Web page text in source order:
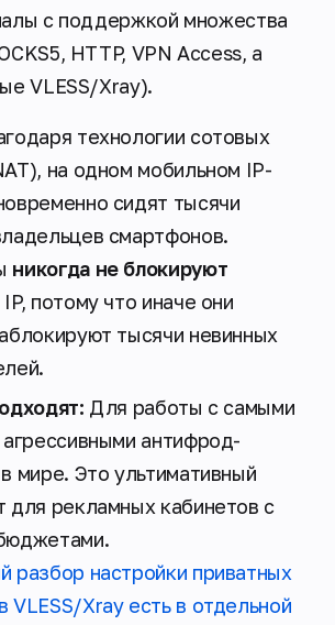
с поддержкой множества
HTTP, VPN Access, а
VLESS/Xray).
технологии сотовых
на одном мобильном IP-
сидят тысячи
смартфонов.
никогда не блокируют
потому что иначе они
тысячи невинных
Для работы с самыми
агрессивными антифрод-
мире. Это ультимативный
для рекламных кабинетов с
разбор настройки приватных
VLESS/Xray есть в отдельной